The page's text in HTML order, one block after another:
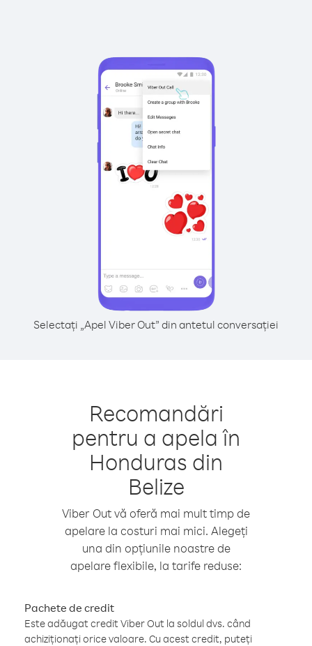
Selectați „Apel Viber Out” din antetul conversației
Recomandări
pentru a apela în
Honduras din
Belize
Viber Out vă oferă mai mult timp de
apelare la costuri mai mici. Alegeți
una din opțiunile noastre de
apelare flexibile, la tarife reduse:
Pachete de credit
Este adăugat credit Viber Out la soldul dvs. când
achiziționați orice valoare. Cu acest credit, puteți